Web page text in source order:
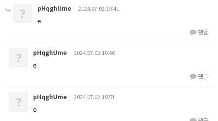
? pHqghUme 2024.07.02 10:41
e
댓글
? pHqghUme 2024.07.02 10:46
e
댓글
? pHqghUme 2024.07.02 10:51
e